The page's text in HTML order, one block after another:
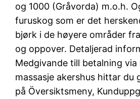
og 1000 (Gråvorda) m.o.h.
furuskog som er det
bjørk i de høyere områder
og oppover. Detaljerad
Medgivande till betalning via
massasje akershus hittar du
på Översiktsmeny,